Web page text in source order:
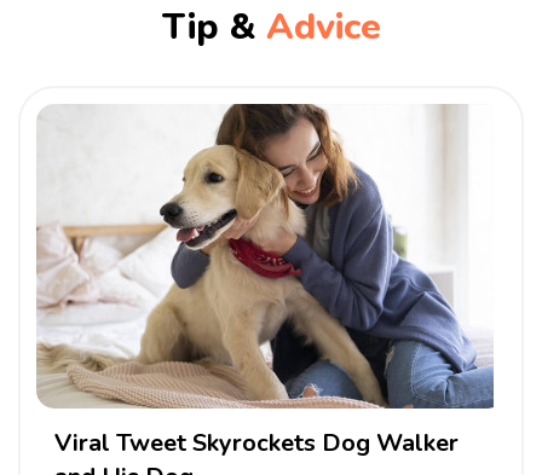
Tip & Advice
Viral Tweet Skyrockets Dog Walker